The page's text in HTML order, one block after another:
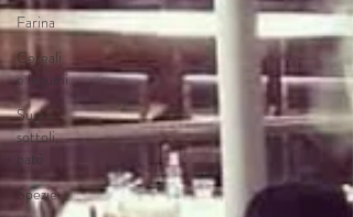
Farina
Cereali
e legumi
Sughi,
sottoli,
patè
Spezie